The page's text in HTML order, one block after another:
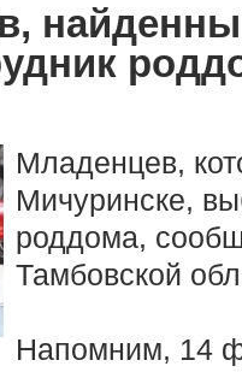
Младенцев,
Мичуринске,
роддома,
Тамбовской
Напомним, 14